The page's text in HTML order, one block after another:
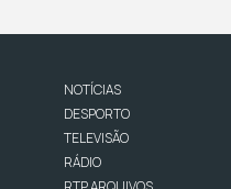
NOTÍCIAS
DESPORTO
TELEVISÃO
RÁDIO